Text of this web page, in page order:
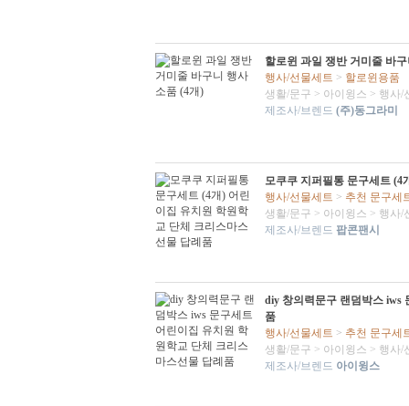
할로윈 과일 쟁반 거미줄 바
행사/선물세트 > 할로윈용품
생활/문구 > 아이윙스 > 행사/
제조사/브렌드 (주)동그라미
모쿠쿠 지퍼필통 문구세트 (4
행사/선물세트 > 추천 문구세
생활/문구 > 아이윙스 > 행사/
제조사/브렌드 팝콘팬시
diy 창의력문구 랜덤박스 iws
품
행사/선물세트 > 추천 문구세
생활/문구 > 아이윙스 > 행사/
제조사/브렌드 아이윙스